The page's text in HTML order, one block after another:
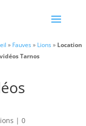
» Fauves» Lions» Location
Tarnos
| 0